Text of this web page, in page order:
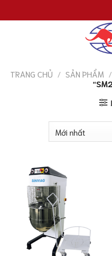
đến
TRANG CHỦ / SẢN PHẨM /